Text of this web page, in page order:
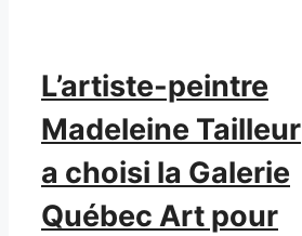
L’artiste-peintre
Madeleine Tailleur
a choisi la Galerie
Québec Art pour